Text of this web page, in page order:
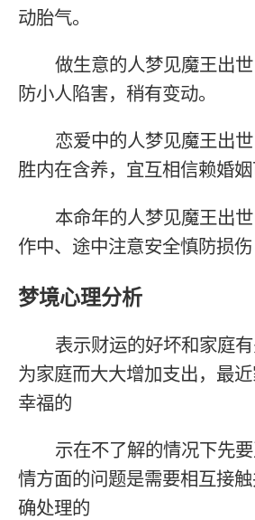
动胎气。
做生意的人梦见魔王出
防小人陷害，稍有变动。
恋爱中的人梦见魔王出
胜内在含养，宜互相信赖婚姻
本命年的人梦见魔王出
作中、途中注意安全慎防损伤
梦境心理分析
表示财运的好坏和家庭
为家庭而大大增加支出，最
幸福的
示在不了解的情况下先
情方面的问题是需要相互接
确处理的